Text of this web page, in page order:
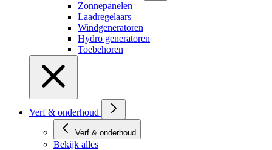
Zonnepanelen
Laadregelaars
Windgeneratoren
Hydro generatoren
Toebehoren
Verf & onderhoud
Verf & onderhoud
Bekijk alles